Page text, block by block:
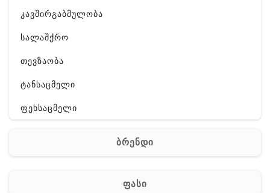
კავშირგაბმულობა
სალაშქრო
თევზაობა
ტანსაცმელი
ფეხსაცმელი
აქსესუარები
ბრენდი
ფასი